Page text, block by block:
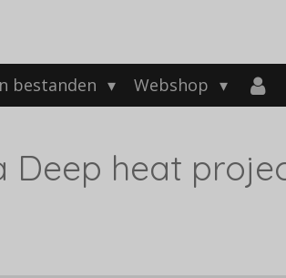
bestanden Webshop
Deep heat